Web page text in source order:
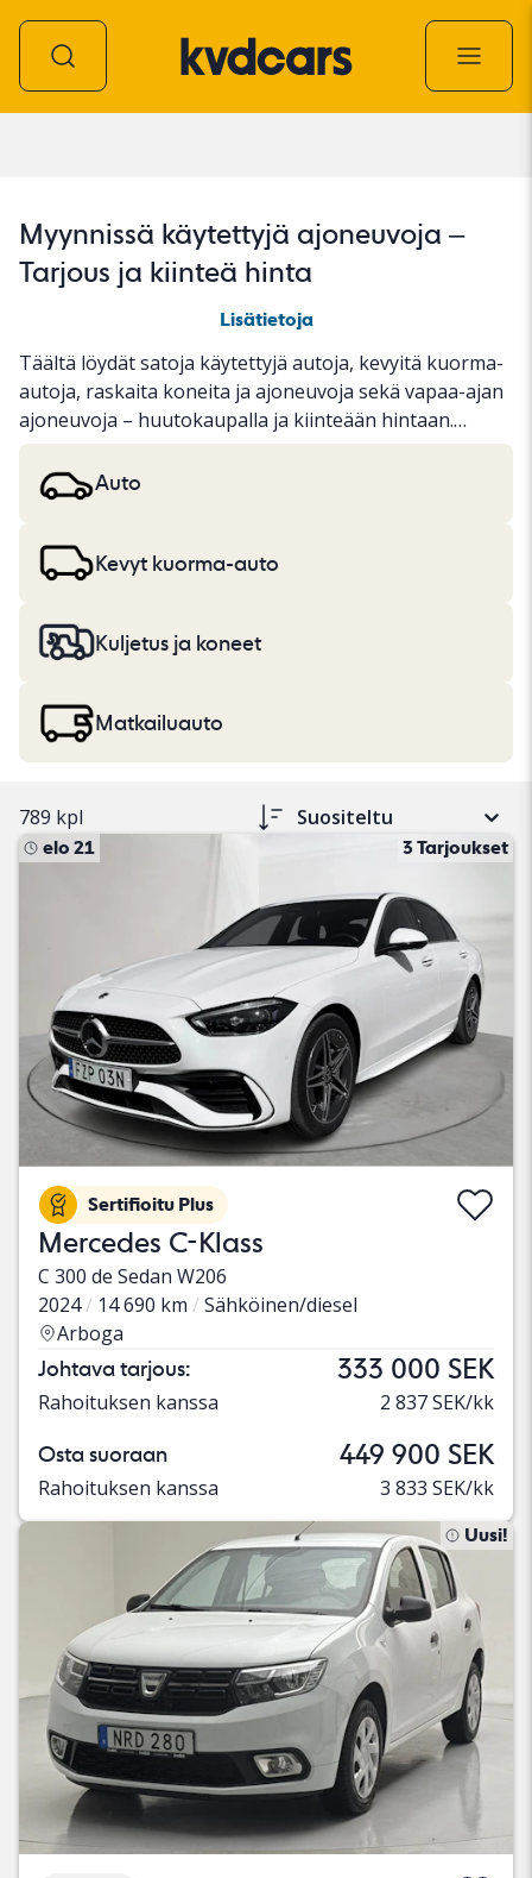
Myynnissä käytettyjä ajoneuvoja –
Tarjous ja kiinteä hinta
Lisätietoja
Täältä löydät satoja käytettyjä autoja, kevyitä kuorma-
autoja, raskaita koneita ja ajoneuvoja sekä vapaa-ajan
ajoneuvoja – huutokaupalla ja kiinteään hintaan.
Ajoneuvolle on joko suoritettu perusteellinen KVD-
testi tai se on dokumentoitu standardoidun
protokollan perusteella. Esittelemme tulokset
ajoneuvokuvauksessa. Lue lisää
kuorma-autojensekäraskaiden koneiden, kuorma-
Auto
Kevyt kuorma-auto
Kuljetus ja koneet
Matkailuauto
789 kpl Suositeltu
elo 21 3 Tarjoukset
Sertifioitu Plus
Mercedes C-Klass
C 300 de Sedan W206
2024
14 690 km
Sähköinen/diesel
Arboga
Johtava tarjous: 333 000 SEK
Rahoituksen kanssa 2 837 SEK/kk
Osta suoraan 449 900 SEK
Rahoituksen kanssa 3 833 SEK/kk
Uusi!